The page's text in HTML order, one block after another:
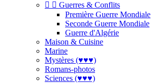
  Guerres & Conflits
Première Guerre Mondiale
Seconde Guerre Mondiale
Guerre d'Algérie
Maison & Cuisine
Marine
Mystères (♥♥♥)
Romans-photos
Sciences (♥♥♥)